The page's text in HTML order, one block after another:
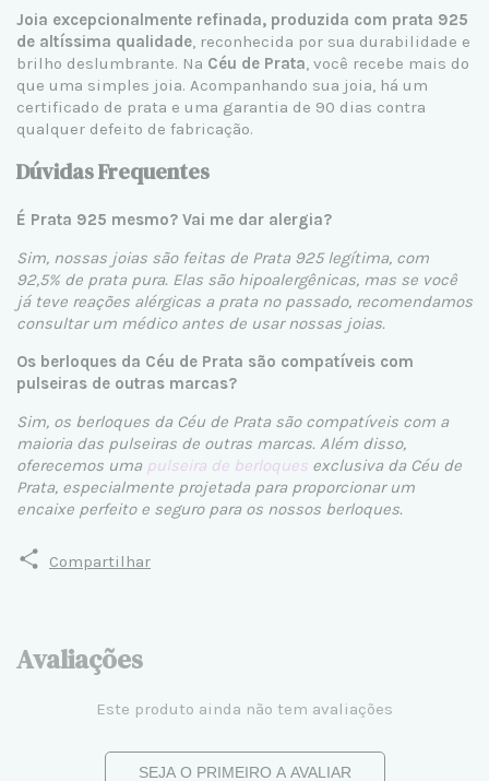
Joia excepcionalmente refinada, produzida com prata 925
de altíssima qualidade, reconhecida por sua durabilidade e
brilho deslumbrante. Na Céu de Prata, você recebe mais do
que uma simples joia. Acompanhando sua joia, há um
certificado de prata e uma garantia de 90 dias contra
qualquer defeito de fabricação.
Dúvidas Frequentes
É Prata 925 mesmo? Vai me dar alergia?
Sim, nossas joias são feitas de Prata 925 legítima, com
92,5% de prata pura. Elas são hipoalergênicas, mas se você
já teve reações alérgicas a prata no passado, recomendamos
consultar um médico antes de usar nossas joias.
Os berloques da Céu de Prata são compatíveis com
pulseiras de outras marcas?
Sim, os berloques da Céu de Prata são compatíveis com a
maioria das pulseiras de outras marcas. Além disso,
oferecemos uma pulseira de berloques exclusiva da Céu de
Prata, especialmente projetada para proporcionar um
encaixe perfeito e seguro para os nossos berloques.
Compartilhar
Avaliações
Este produto ainda não tem avaliações
SEJA O PRIMEIRO A AVALIAR